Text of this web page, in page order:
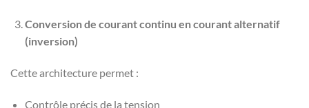
Conversion de courant continu en courant alternatif
(inversion)
Cette architecture permet :
Contrôle précis de la tension